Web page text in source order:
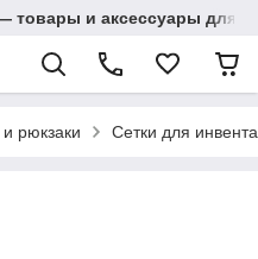
товары и аксессуары для
рюкзаки Сетки для